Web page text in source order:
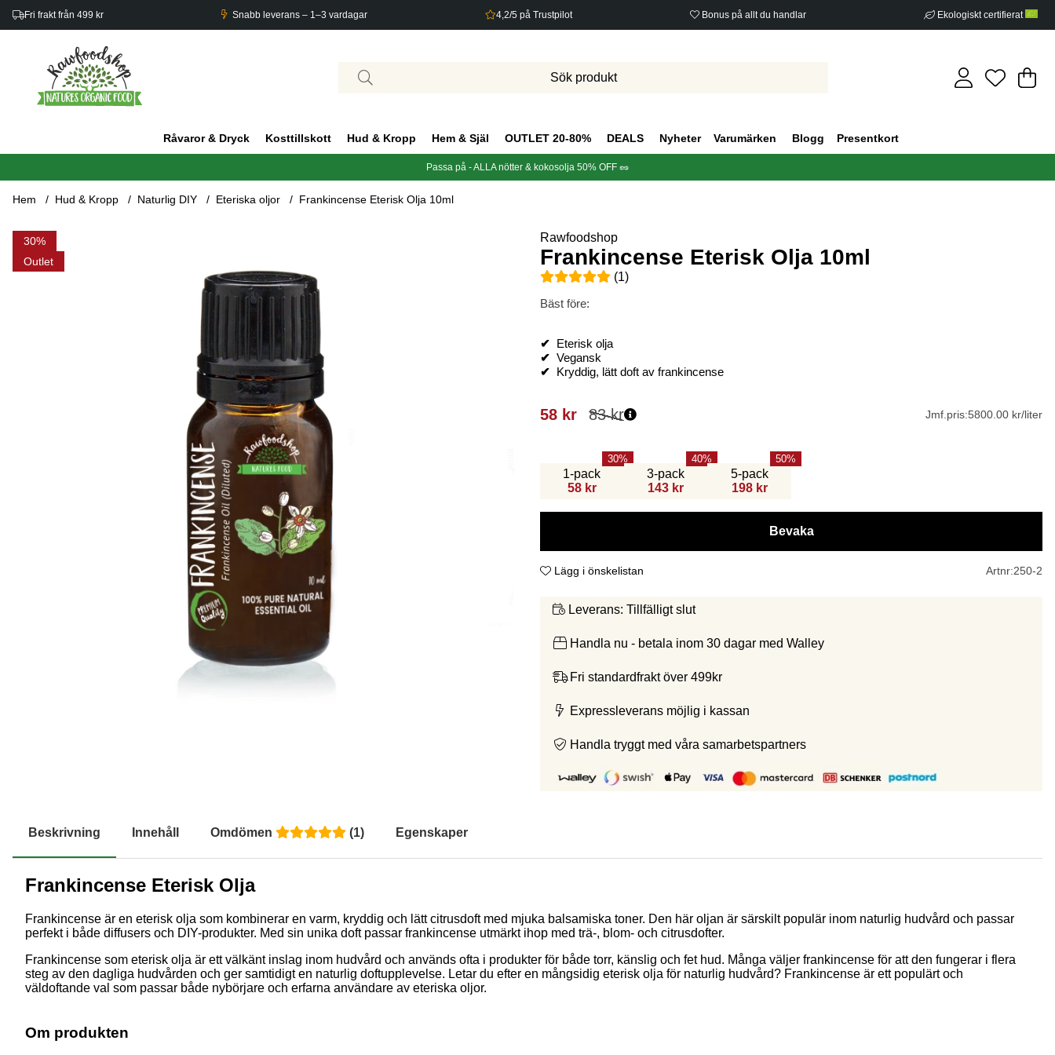
Fri frakt från 499 kr Snabb leverans – 1–3 vardagar 4,2/5 på Trustpilot Bonus på allt du handlar Ekologiskt certifierat
.
Råvaror & Dryck Kosttillskott Hud & Kropp Hem & Själ OUTLET 20-80% DEALS Nyheter Varumärken Blogg Presentkort
Passa på - ALLA nötter & kokosolja 50% OFF 🥜
Hem Hud & Kropp Naturlig DIY Eteriska oljor Frankincense Eterisk Olja 10ml
30
Outlet
Produktbilder Frankincense Eterisk Olja 10ml Rawfoodshop
Frankincense Eterisk Olja 10ml
Medelbetyg 5 av 5 Antal betyg 1
(1)
Bäst före:
✔
Eterisk olja
✔ Vegansk
✔
Kryddig, lätt doft av frankincense
83kr
58 kr Jmf.pris:5800.00 kr/liter
1-pack
58 kr
30
3-pack
143 kr
40
5-pack
198 kr
50
Bevaka
Lägg i önskelistan Artnr:250-2
Leverans: Tillfälligt slut
Handla nu - betala inom 30 dagar med Walley
Fri standardfrakt över 499kr
Expressleverans möjlig i kassan
Handla tryggt med våra samarbetspartners
Beskrivning Innehåll Omdömen (1) Egenskaper
Frankincense Eterisk Olja
Frankincense är en eterisk olja som kombinerar en varm, kryddig och lätt citrusdoft med mjuka balsamiska toner. Den här oljan är särskilt populär inom naturlig hudvård och passar
perfekt i både diffusers och DIY-produkter. Med sin unika doft passar frankincense utmärkt ihop med trä-, blom- och citrusdofter.
Frankincense som eterisk olja är ett välkänt inslag inom hudvård och används ofta i produkter för både torr, känslig och fet hud. Många väljer frankincense för att den fungerar i flera
steg av den dagliga hudvården och ger samtidigt en naturlig doftupplevelse. Letar du efter en mångsidig eterisk olja för naturlig hudvård? Frankincense är ett populärt och
väldoftande val som passar både nybörjare och erfarna användare av eteriska oljor.
Om produkten